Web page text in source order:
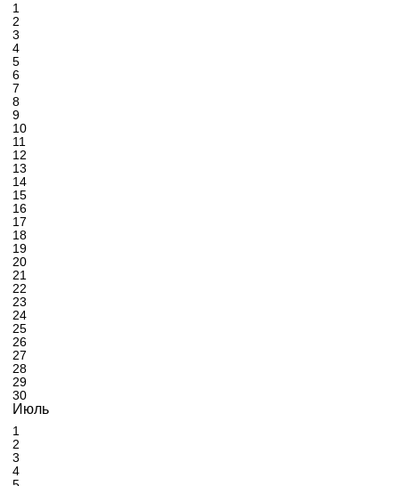
1
2
3
4
5
6
7
8
9
10
11
12
13
14
15
16
17
18
19
20
21
22
23
24
25
26
27
28
29
30
Июль
1
2
3
4